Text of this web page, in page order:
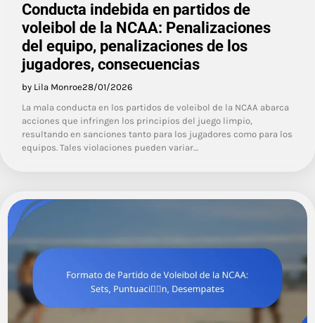
Conducta indebida en partidos de
voleibol de la NCAA: Penalizaciones
del equipo, penalizaciones de los
jugadores, consecuencias
by Lila Monroe28/01/2026
La mala conducta en los partidos de voleibol de la NCAA abarca
acciones que infringen los principios del juego limpio,
resultando en sanciones tanto para los jugadores como para los
equipos. Tales violaciones pueden variar…